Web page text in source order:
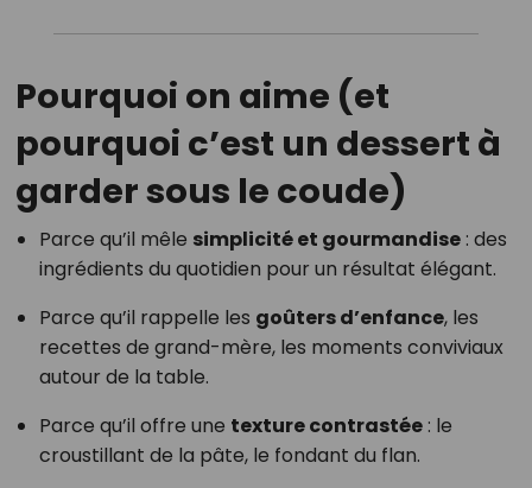
Pourquoi on aime (et
pourquoi c’est un dessert à
garder sous le coude)
Parce qu’il mêle simplicité et gourmandise: des
ingrédients du quotidien pour un résultat élégant.
Parce qu’il rappelle les goûters d’enfance, les
recettes de grand-mère, les moments conviviaux
autour de la table.
Parce qu’il offre une texture contrastée: le
croustillant de la pâte, le fondant du flan.